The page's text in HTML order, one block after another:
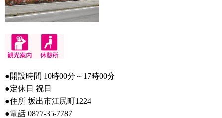
●開設時間 10時00分～17時00分
●定休日 祝日
●住所 坂出市江尻町1224
●電話 0877-35-7787